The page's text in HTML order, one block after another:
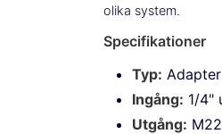
olika system.
Specifikationer
Typ:
Ingång: 1/4"
Utgång: